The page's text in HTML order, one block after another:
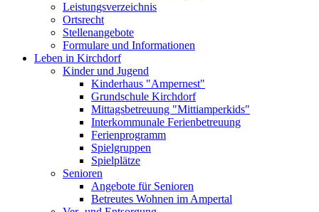
Leistungsverzeichnis
Ortsrecht
Stellenangebote
Formulare und Informationen
Leben in Kirchdorf
Kinder und Jugend
Kinderhaus "Ampernest"
Grundschule Kirchdorf
Mittagsbetreuung "Mittiamperkids"
Interkommunale Ferienbetreuung
Ferienprogramm
Spielgruppen
Spielplätze
Senioren
Angebote für Senioren
Betreutes Wohnen im Ampertal